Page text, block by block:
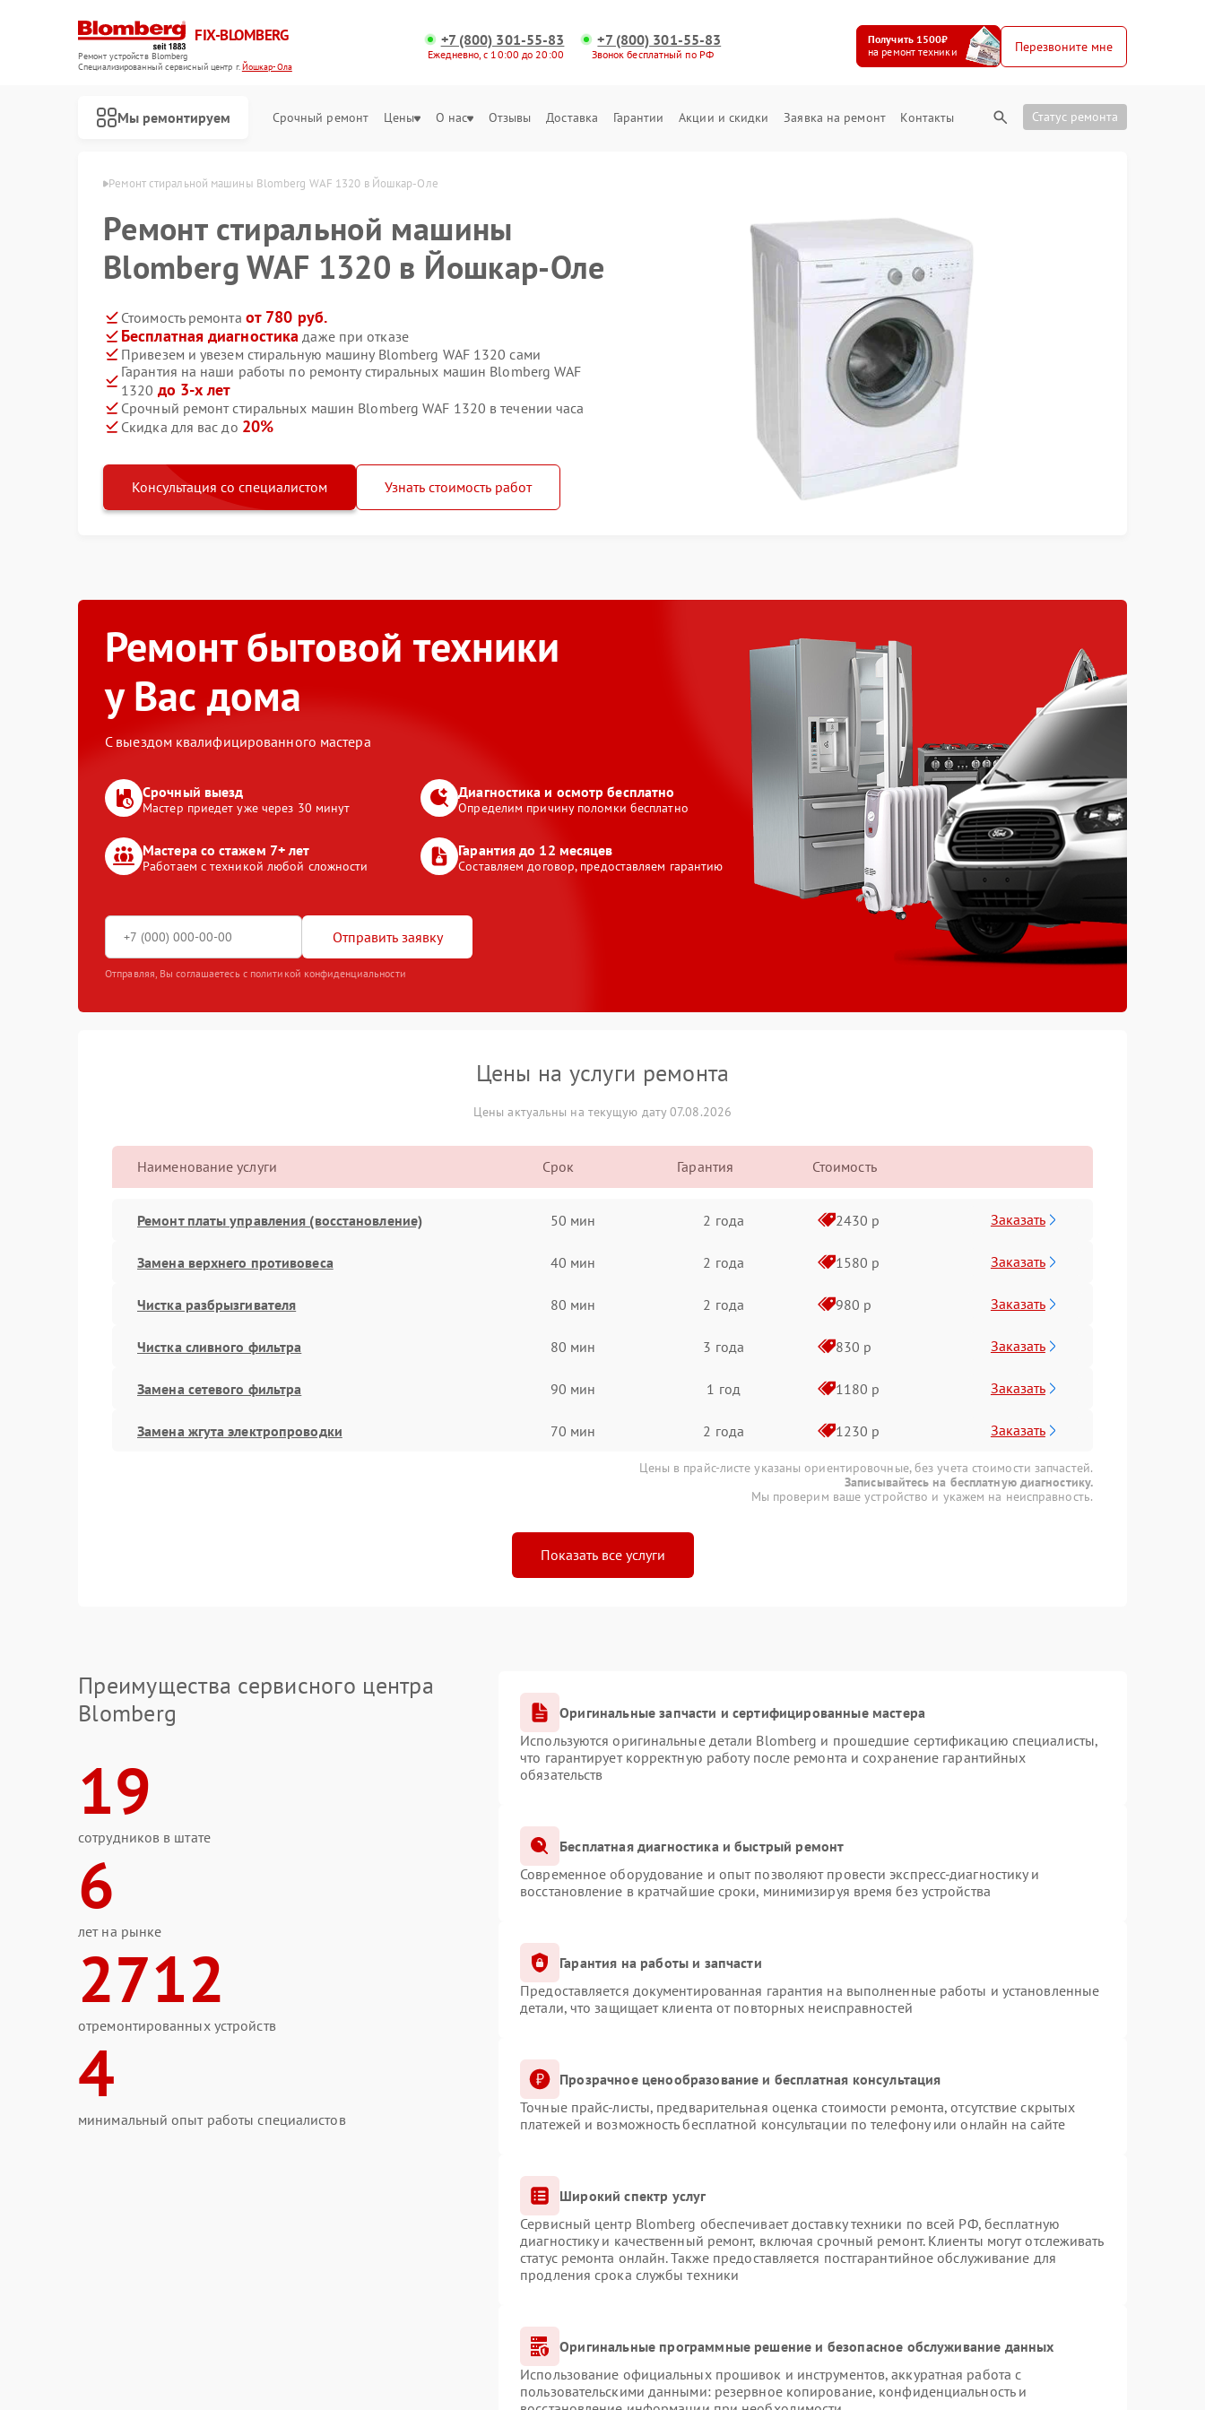
FIX-BLOMBERG
Ремонт устройств Blomberg
Специализированный cервисный центр г.Йошкар-Ола
+7 (800) 301-55-83
Ежедневно, с 10:00 до 20:00
+7 (800) 301-55-83
Звонок бесплатный по РФ
Получить 1500₽
на ремонт техники
Перезвоните мне
Мы ремонтируем Срочный ремонт Цены О нас Отзывы Доставка Гарантии Акции и скидки Заявка на ремонт Контакты Статус ремонта
в Йошкар-Оле Ремонт стиральной машины Blomberg WAF 1320 в Йошкар-Оле
Ремонт стиральной машины
Blomberg WAF 1320 в Йошкар-Оле
Стоимость ремонта от 780 руб.
Бесплатная диагностика даже при отказе
Привезем и увезем стиральную машину Blomberg WAF 1320 сами
Гарантия на наши работы по ремонту стиральных машин Blomberg WAF
1320 до 3-х лет
Срочный ремонт стиральных машин Blomberg WAF 1320 в течении часа
Скидка для вас до 20%
Консультация со специалистом Узнать стоимость работ
Ремонт бытовой техники
у Вас дома
С выездом квалифицированного мастера
Срочный выезд
Мастер приедет уже через 30 минут
Диагностика и осмотр бесплатно
Определим причину поломки бесплатно
Мастера со стажем 7+ лет
Работаем с техникой любой сложности
Гарантия до 12 месяцев
Составляем договор, предоставляем гарантию
Отправить заявку
Отправляя, Вы соглашаетесь с политикой конфиденциальности
Цены на услуги ремонта
Цены актуальны на текущую дату 07.08.2026
Наименование услуги Срок Гарантия Стоимость
Ремонт платы управления (восстановление) 50 мин 2 года 2430 р Заказать
Замена верхнего противовеса 40 мин 2 года 1580 р Заказать
Чистка разбрызгивателя 80 мин 2 года 980 р Заказать
Чистка сливного фильтра 80 мин 3 года 830 р Заказать
Замена сетевого фильтра 90 мин 1 год 1180 р Заказать
Замена жгута электропроводки 70 мин 2 года 1230 р Заказать
Цены в прайс-листе указаны ориентировочные, без учета стоимости запчастей.
Записывайтесь на бесплатную диагностику.
Мы проверим ваше устройство и укажем на неисправность.
Показать все услуги
Преимущества сервисного центра
Blomberg
19
сотрудников в штате
6
лет на рынке
2712
отремонтированных устройств
4
минимальный опыт работы специалистов
Оригинальные запчасти и сертифицированные мастера
Используются оригинальные детали Blomberg и прошедшие сертификацию специалисты,
что гарантирует корректную работу после ремонта и сохранение гарантийных
обязательств
Бесплатная диагностика и быстрый ремонт
Современное оборудование и опыт позволяют провести экспресс-диагностику и
восстановление в кратчайшие сроки, минимизируя время без устройства
Гарантия на работы и запчасти
Предоставляется документированная гарантия на выполненные работы и установленные
детали, что защищает клиента от повторных неисправностей
Прозрачное ценообразование и бесплатная консультация
Точные прайс-листы, предварительная оценка стоимости ремонта, отсутствие скрытых
платежей и возможность бесплатной консультации по телефону или онлайн на сайте
Широкий спектр услуг
Сервисный центр Blomberg обеспечивает доставку техники по всей РФ, бесплатную
диагностику и качественный ремонт, включая срочный ремонт. Клиенты могут отслеживать
статус ремонта онлайн. Также предоставляется постгарантийное обслуживание для
продления срока службы техники
Оригинальные программные решение и безопасное обслуживание данных
Использование официальных прошивок и инструментов, аккуратная работа с
пользовательскими данными: резервное копирование, конфиденциальность и